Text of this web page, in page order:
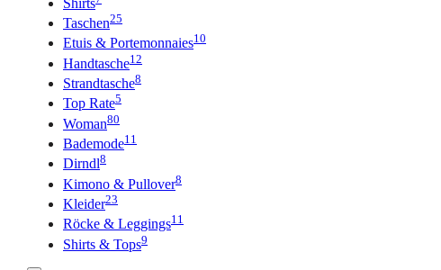
Taschen25
Etuis & Portemonnaies10
Handtasche12
Strandtasche8
Top Rate5
Woman80
Bademode11
Dirndl8
Kimono & Pullover8
Kleider23
Röcke & Leggings11
Shirts & Tops9